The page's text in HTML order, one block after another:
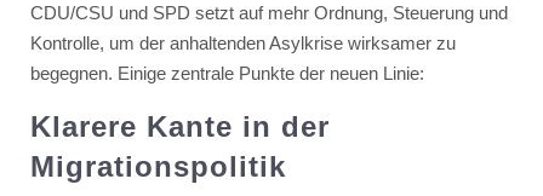
CDU/CSU und SPD setzt auf mehr Ordnung, Steuerung und
Kontrolle, um der anhaltenden Asylkrise wirksamer zu
begegnen. Einige zentrale Punkte der neuen Linie:
Klarere Kante in der
Migrationspolitik